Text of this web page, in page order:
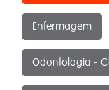
Enfermagem
Odontologia -